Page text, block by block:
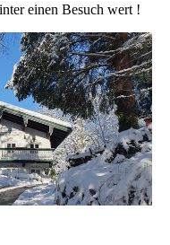
einen Besuch wert !